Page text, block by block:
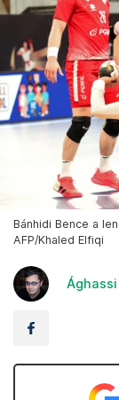
Bánhidi Bence a
AFP/Khaled Elfiqi